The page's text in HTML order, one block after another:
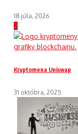
18 júla, 2026
2
Kryptomena Uniswap
31 októbra, 2025